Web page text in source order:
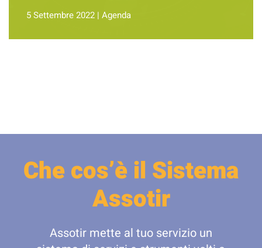
5 Settembre 2022 | Agenda
Che cos’è il Sistema
Assotir
Assotir mette al tuo servizio un